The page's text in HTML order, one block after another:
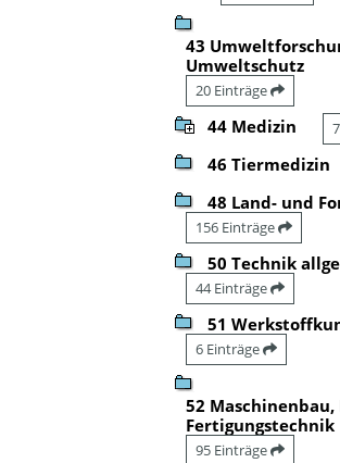
43
Umweltschutz
20 Einträge
44 Medizin
46 Tiermedizin
48 Land- und
156 Einträge
50 Technik
44 Einträge
51
6 Einträge
52
Fertigungstechnik
95 Einträge